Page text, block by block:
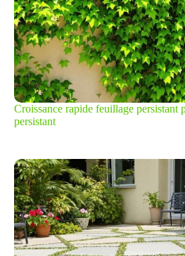
Croissance rapide feuillage persistant
persistant